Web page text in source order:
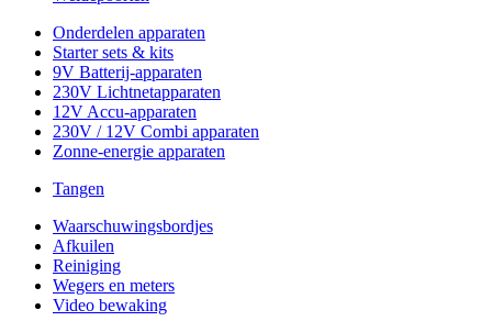
Onderdelen apparaten
Starter sets & kits
9V Batterij-apparaten
230V Lichtnetapparaten
12V Accu-apparaten
230V / 12V Combi apparaten
Zonne-energie apparaten
Tangen
Waarschuwingsbordjes
Afkuilen
Reiniging
Wegers en meters
Video bewaking